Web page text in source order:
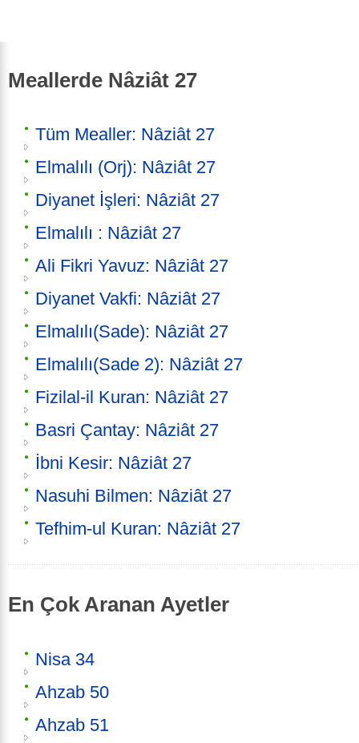
Meallerde Nâziât 27
Tüm Mealler: Nâziât 27
Elmalılı (Orj): Nâziât 27
Diyanet İşleri: Nâziât 27
Elmalılı : Nâziât 27
Ali Fikri Yavuz: Nâziât 27
Diyanet Vakfi: Nâziât 27
Elmalılı(Sade): Nâziât 27
Elmalılı(Sade 2): Nâziât 27
Fizilal-il Kuran: Nâziât 27
Basri Çantay: Nâziât 27
İbni Kesir: Nâziât 27
Nasuhi Bilmen: Nâziât 27
Tefhim-ul Kuran: Nâziât 27
En Çok Aranan Ayetler
Nisa 34
Ahzab 50
Ahzab 51